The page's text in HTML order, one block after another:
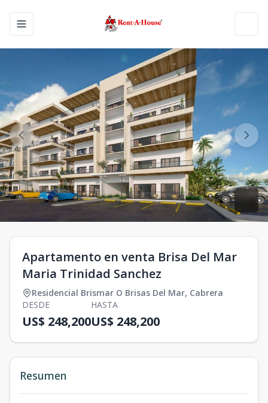
Toggle navigation menu
Apartamento en venta Brisa Del Mar
Maria Trinidad Sanchez
Residencial Brismar O Brisas Del Mar, Cabrera
DESDE
US$ 248,200
HASTA
US$ 248,200
Resumen